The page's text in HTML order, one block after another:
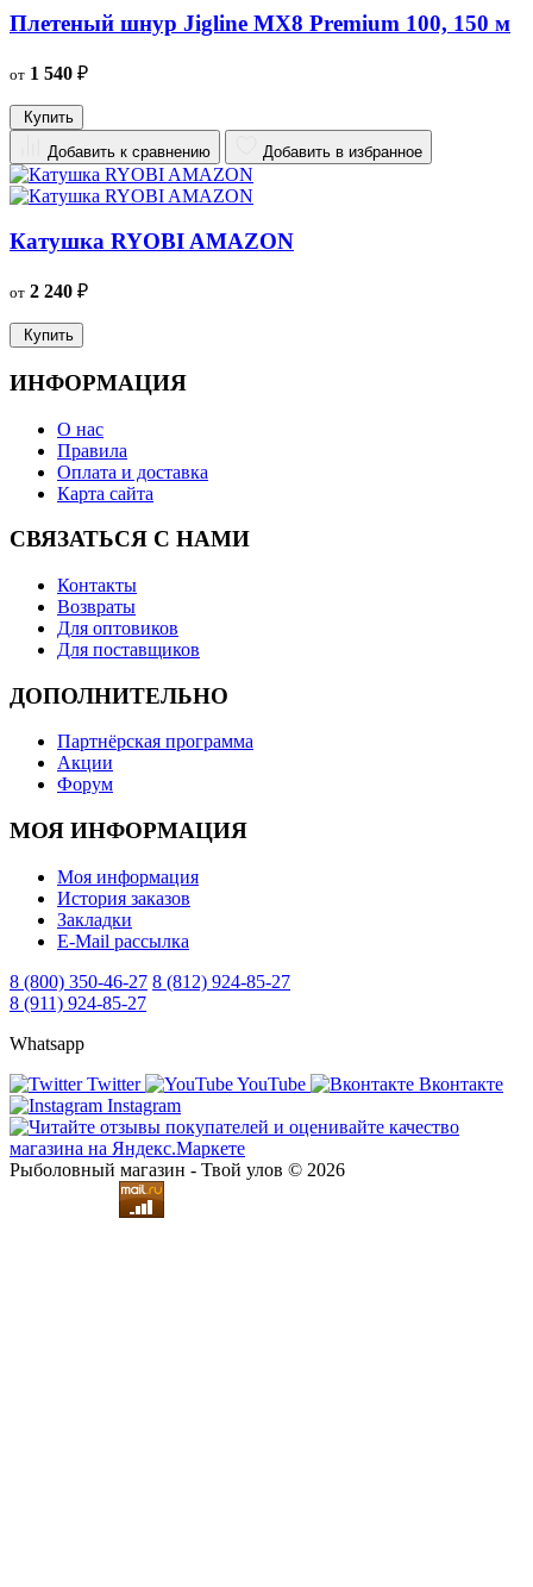
Плетеный шнур Jigline MX8 Premium 100, 150 м
от 1 540 ₽
Купить
Добавить к сравнению
Добавить в избранное
Катушка RYOBI AMAZON
от 2 240 ₽
Купить
ИНФОРМАЦИЯ
О нас
Правила
Оплата и доставка
Карта сайта
СВЯЗАТЬСЯ С НАМИ
Контакты
Возвраты
Для оптовиков
Для поставщиков
ДОПОЛНИТЕЛЬНО
Партнёрская программа
Акции
Форум
МОЯ ИНФОРМАЦИЯ
Моя информация
История заказов
Закладки
E-Mail рассылка
8 (800) 350-46-27 8 (812) 924-85-27
8 (911) 924-85-27
Whatsapp
Twitter
YouTube
Вконтакте
Instagram
Рыболовный магазин - Твой улов © 2026